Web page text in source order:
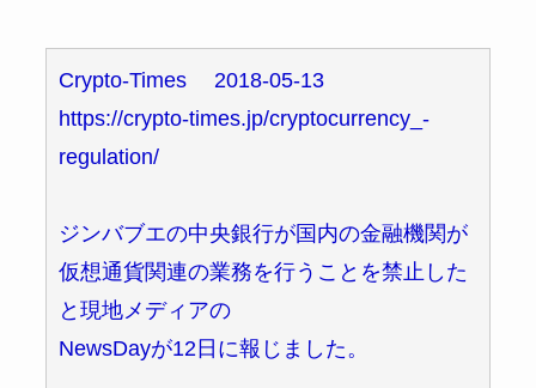
Crypto-Times 2018-05-13
https://crypto-times.jp/cryptocurrency_-
regulation/
ジンバブエの中央銀行が国内の金融機関が
仮想通貨関連の業務を行うことを禁止した
と現地メディアの
NewsDayが12日に報じました。